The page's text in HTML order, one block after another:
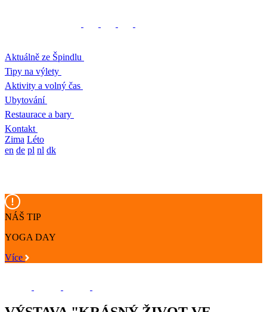
Aktuálně ze Špindlu
Tipy na výlety
Aktivity a volný čas
Ubytování
Restaurace a bary
Kontakt
Zima Léto
en de pl nl dk
NÁŠ TIP
YOGA DAY
Více